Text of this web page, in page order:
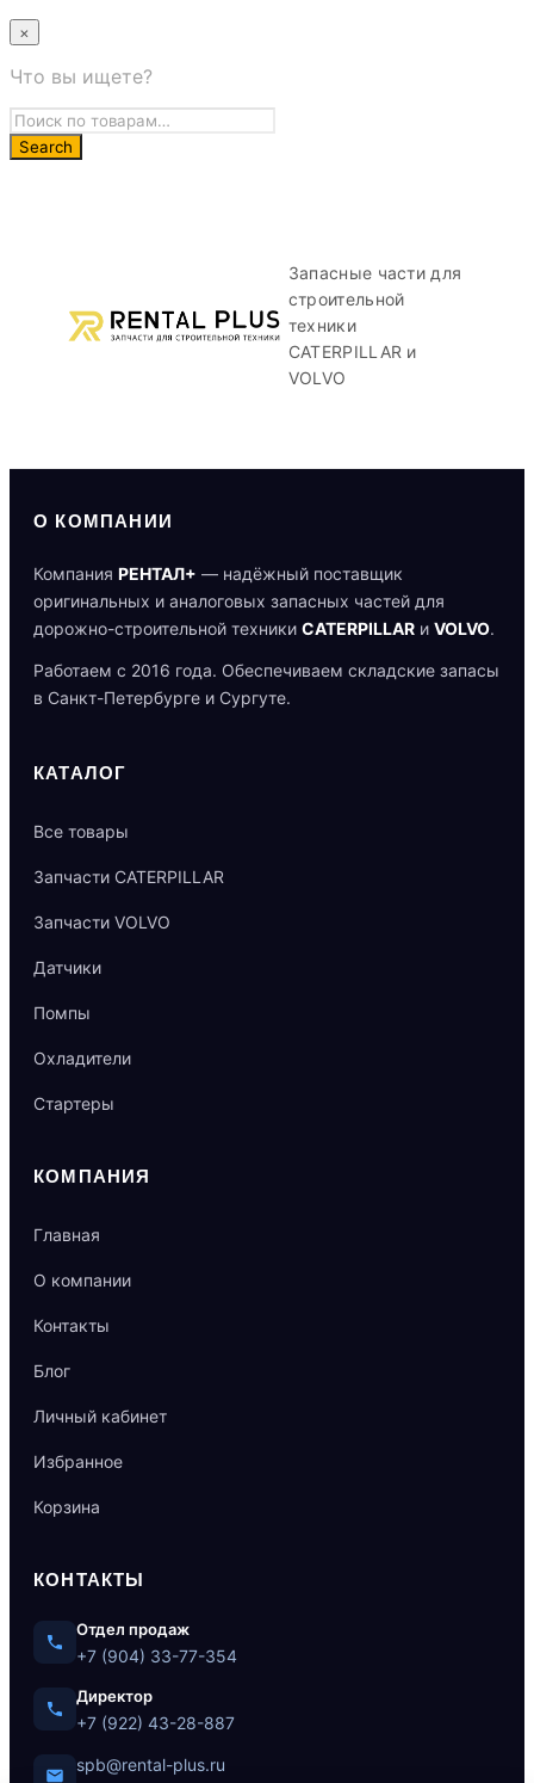
×
Что вы ищете?
Запасные части для
строительной
техники
CATERPILLAR и
VOLVO
О КОМПАНИИ
Компания РЕНТАЛ+ — надёжный поставщик
оригинальных и аналоговых запасных частей для
дорожно-строительной техники CATERPILLAR и VOLVO.
Работаем с 2016 года. Обеспечиваем складские запасы
в Санкт-Петербурге и Сургуте.
КАТАЛОГ
Все товары
Запчасти CATERPILLAR
Запчасти VOLVO
Датчики
Помпы
Охладители
Стартеры
КОМПАНИЯ
Главная
О компании
Контакты
Блог
Личный кабинет
Избранное
Корзина
КОНТАКТЫ
Отдел продаж
+7 (904) 33-77-354
Директор
+7 (922) 43-28-887
spb@rental-plus.ru